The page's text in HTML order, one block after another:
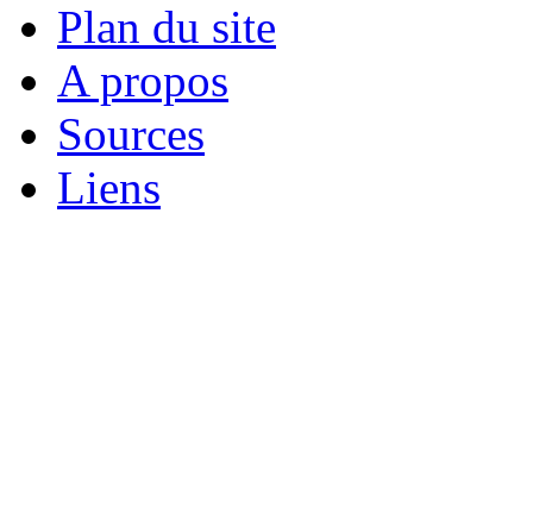
Plan du site
A propos
Sources
Liens